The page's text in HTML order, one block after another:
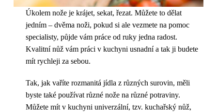
Úkolem nože je krájet, sekat, řezat. Můžete to dělat
jedním – dvěma noži, pokud si ale vezmete na pomoc
specialisty, půjde vám práce od ruky jedna radost.
Kvalitní nůž vám práci v kuchyni usnadní a tak ji budete
mít rychleji za sebou.
Tak, jak vaříte rozmanitá jídla z různých surovin, měli
byste také používat různé nože na různé potraviny.
Můžete mít v kuchyni univerzální, tzv. kuchařský nůž,